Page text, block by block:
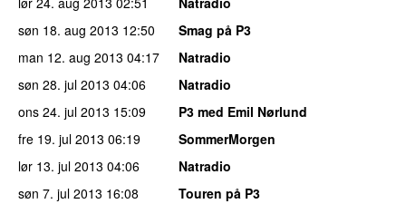
søn 18. aug 2013 12:50
Smag på P3
man 12. aug 2013 04:17
Natradio
søn 28. jul 2013 04:06
Natradio
ons 24. jul 2013 15:09
P3 med Emil Nørlund
fre 19. jul 2013 06:19
SommerMorgen
lør 13. jul 2013 04:06
Natradio
søn 7. jul 2013 16:08
Touren på P3